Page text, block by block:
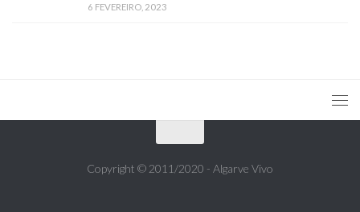
6 FEVEREIRO, 2023
Copyright © 2011/2020 - Algarve Vivo